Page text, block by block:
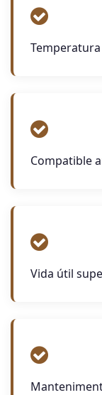
Compatible
Vida útil